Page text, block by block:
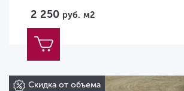
2 250 руб. м2
Скидка от объема